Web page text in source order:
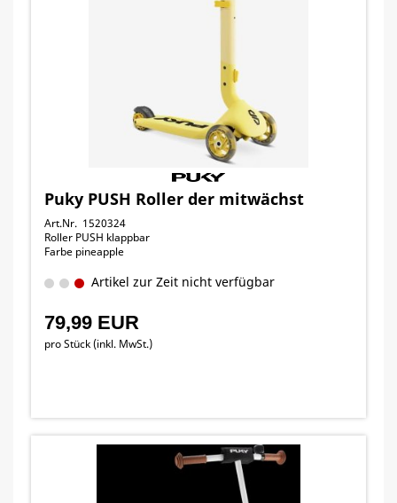
Puky PUSH Roller der mitwächst
Art.Nr. 1520324
Roller PUSH klappbar
Farbe pineapple
Artikel zur Zeit nicht verfügbar
79,99 EUR
pro Stück (inkl. MwSt.)